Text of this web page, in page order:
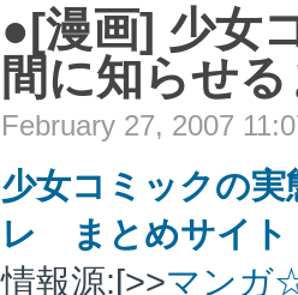
●[漫画] 少女
間に知らせ
February 27, 2007
少女コミックの
レ まとめサイト
情報源:[>>マンガ